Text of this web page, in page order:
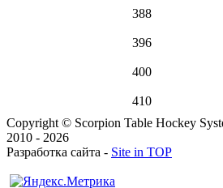
388
396
400
410
Copyright © Scorpion Table Hockey
2010 - 2026
Разработка сайта - Site in TOP